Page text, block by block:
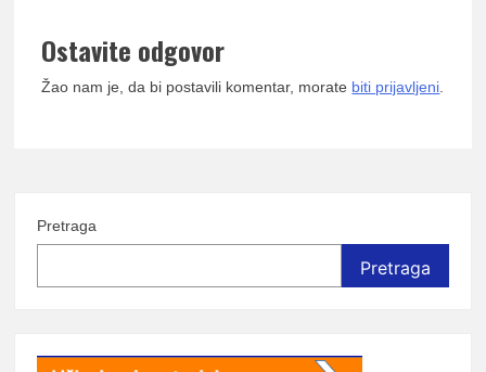
Ostavite odgovor
Žao nam je, da bi postavili komentar, morate biti prijavljeni
Pretraga
Pretraga